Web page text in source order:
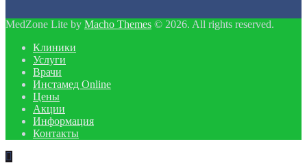
MedZone Lite by Macho Themes © 2026. All rights reserved.
Клиники
Услуги
Врачи
Инстамед Online
Цены
Акции
Информация
Контакты